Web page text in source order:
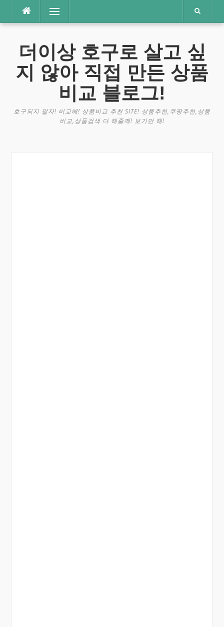
츠
메뉴
더이상 호구로 살고 싶
지 않아 직접 만든 상품
비교 블로그!
호구되지 말자! 비교해! 상품비교 추천 SITE! 상품추천,쿠팡추천,상품
비교,상품검색 다 해줄께! 보기만 해!